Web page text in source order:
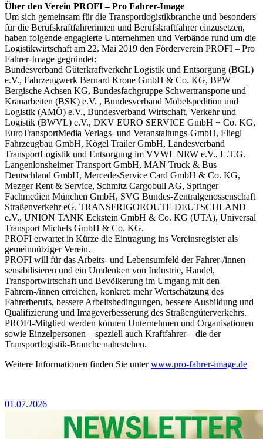
Über den Verein PROFI – Pro Fahrer-Image
Um sich gemeinsam für die Transportlogistikbranche und besonders
für die Berufskraftfahrerinnen und Berufskraftfahrer einzusetzen,
haben folgende engagierte Unternehmen und Verbände rund um die
Logistikwirtschaft am 22. Mai 2019 den Förderverein PROFI – Pro
Fahrer-Image gegründet:
Bundesverband Güterkraftverkehr Logistik und Entsorgung (BGL)
e.V., Fahrzeugwerk Bernard Krone GmbH & Co. KG, BPW
Bergische Achsen KG, Bundesfachgruppe Schwertransporte und
Kranarbeiten (BSK) e.V. , Bundesverband Möbelspedition und
Logistik (AMÖ) e.V., Bundesverband Wirtschaft, Verkehr und
Logistik (BWVL) e.V., DKV EURO SERVICE GmbH + Co. KG,
EuroTransportMedia Verlags- und Veranstaltungs-GmbH, Fliegl
Fahrzeugbau GmbH, Kögel Trailer GmbH, Landesverband
TransportLogistik und Entsorgung im VVWL NRW e.V., L.T.G.
Langenlonsheimer Transport GmbH, MAN Truck & Bus
Deutschland GmbH, MercedesService Card GmbH & Co. KG,
Mezger Rent & Service, Schmitz Cargobull AG, Springer
Fachmedien München GmbH, SVG Bundes-Zentralgenossenschaft
Straßenverkehr eG, TRANSFRIGOROUTE DEUTSCHLAND
e.V., UNION TANK Eckstein GmbH & Co. KG (UTA), Universal
Transport Michels GmbH & Co. KG.
PROFI erwartet in Kürze die Eintragung ins Vereinsregister als
gemeinnütziger Verein.
PROFI will für das Arbeits- und Lebensumfeld der Fahrer-/innen
sensibilisieren und ein Umdenken von Industrie, Handel,
Transportwirtschaft und Bevölkerung im Umgang mit den
Fahrern-/innen erreichen, konkret: mehr Wertschätzung des
Fahrerberufs, bessere Arbeitsbedingungen, bessere Ausbildung und
Qualifizierung und Imageverbesserung des Straßengüterverkehrs.
PROFI-Mitglied werden können Unternehmen und Organisationen
sowie Einzelpersonen – speziell auch Kraftfahrer – die der
Transportlogistik-Branche nahestehen.
Weitere Informationen finden Sie unterwww.pro-fahrer-image.de
01.07.2026